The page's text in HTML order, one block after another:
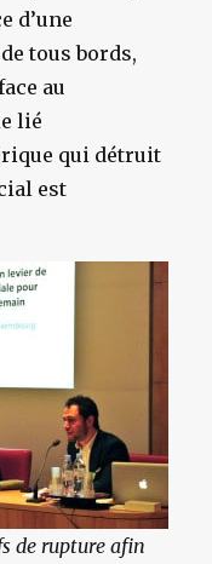
d’une
tous bords,
au
lié
qui détruit
est
de rupture afin